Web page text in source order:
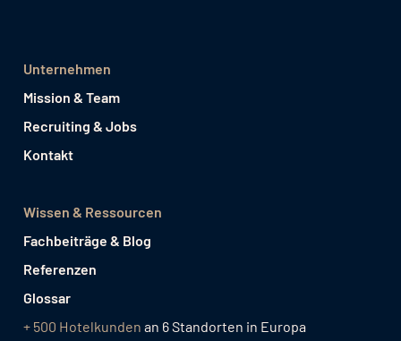
Unternehmen
Mission & Team
Recruiting & Jobs
Kontakt
Wissen & Ressourcen
Fachbeiträge & Blog
Referenzen
Glossar
+ 500 Hotelkunden an 6 Standorten in Europa